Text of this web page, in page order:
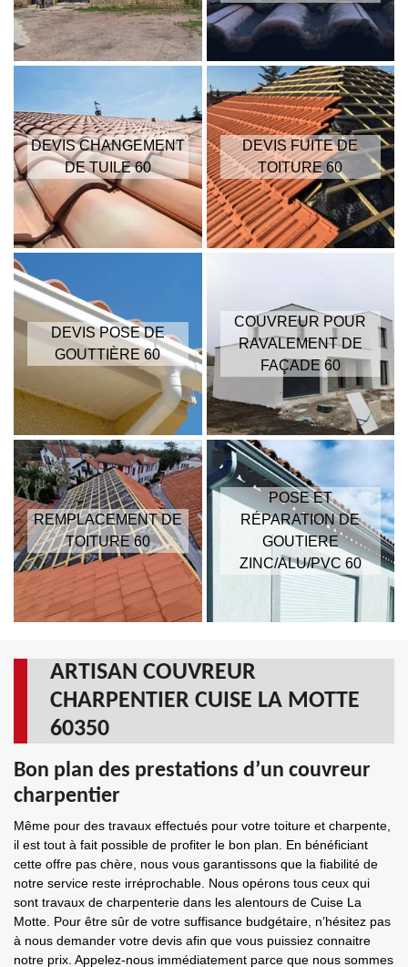
DEVIS CHANGEMENT
DE TUILE 60
DEVIS FUITE DE
TOITURE 60
DEVIS POSE DE
GOUTTIÈRE 60
COUVREUR POUR
RAVALEMENT DE
FAÇADE 60
REMPLACEMENT DE
TOITURE 60
POSE ET
RÉPARATION DE
GOUTIERE
ZINC/ALU/PVC 60
ARTISAN COUVREUR
CHARPENTIER CUISE LA MOTTE
60350
Bon plan des prestations d’un couvreur
charpentier
Même pour des travaux effectués pour votre toiture et charpente,
il est tout à fait possible de profiter le bon plan. En bénéficiant
cette offre pas chère, nous vous garantissons que la fiabilité de
notre service reste irréprochable. Nous opérons tous ceux qui
sont travaux de charpenterie dans les alentours de Cuise La
Motte. Pour être sûr de votre suffisance budgétaire, n’hésitez pas
à nous demander votre devis afin que vous puissiez connaitre
notre prix. Appelez-nous immédiatement parce que nous sommes